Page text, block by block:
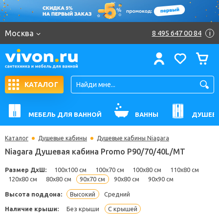
Москва 8 495 647 00 84 i
КАТАЛОГ
МЕБЕЛЬ ДЛЯ ВАННОЙ ВАННЫ
Каталог Душевые кабины Душевые кабины Niagara
Niagara Душевая кабина Promo P90/70/40L/MT
100x100 см
120x80 см 80x80 см 90x70 см 90x80 см
Средний